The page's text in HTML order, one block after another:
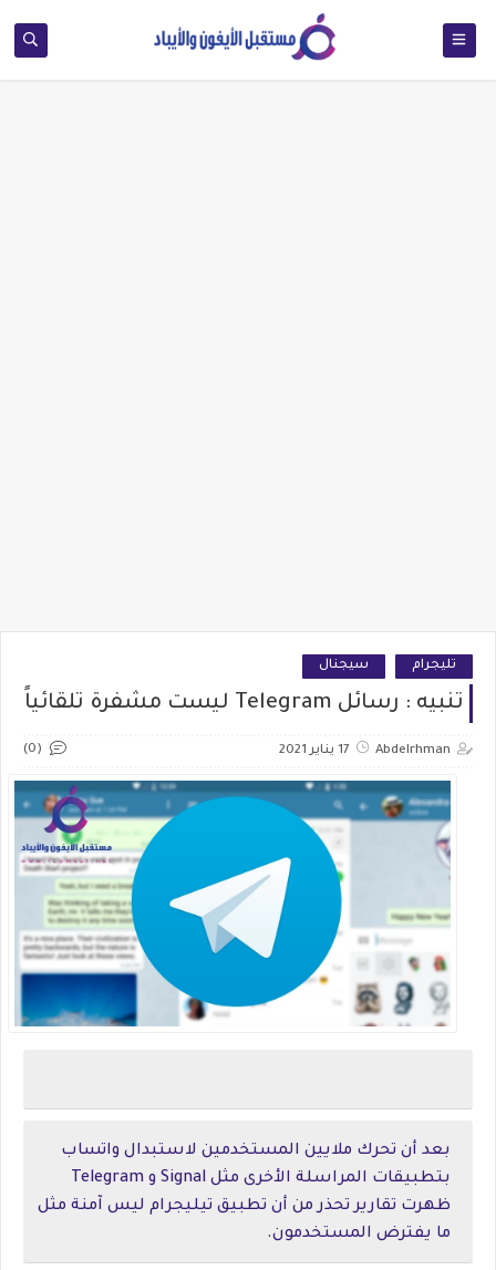
تليجرام سيجنال
تنبيه : رسائل Telegram ليست مشفرة تلقائياً
Abdelrhman 17 يناير 2021 (0)
بعد أن تحرك ملايين المستخدمين لاستبدال واتساب
بتطبيقات المراسلة الأخرى مثل Signal و Telegram
ظهرت تقارير تحذر من أن تطبيق تيليجرام ليس آمنة مثل
ما يفترض المستخدمون.